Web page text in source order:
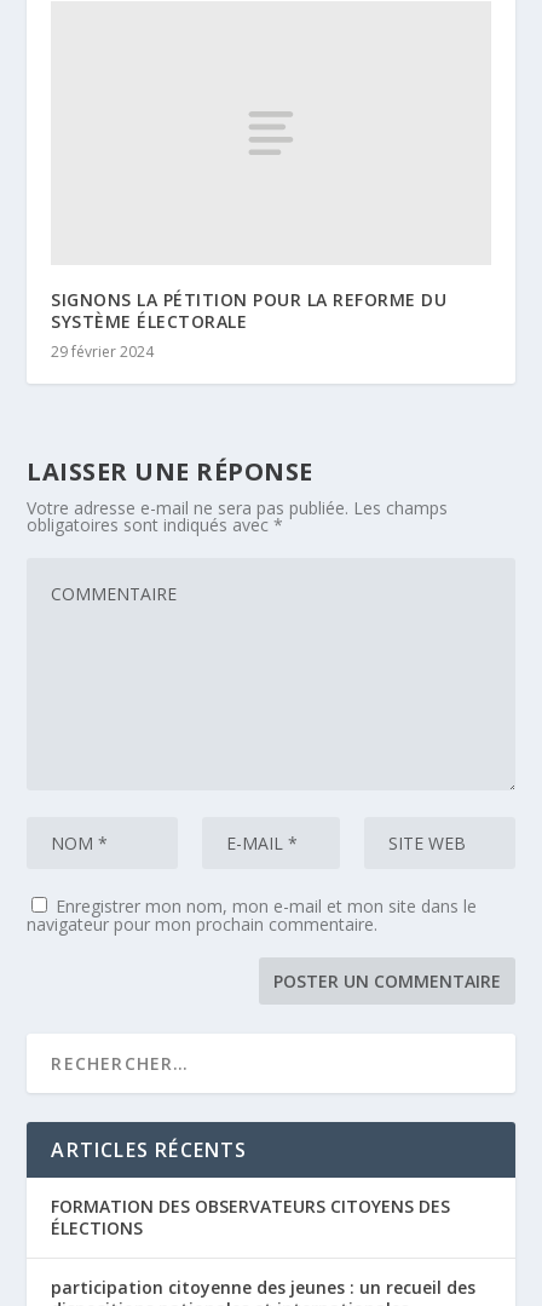
SIGNONS LA PÉTITION POUR LA REFORME DU
SYSTÈME ÉLECTORALE
29 février 2024
LAISSER UNE RÉPONSE
Votre adresse e-mail ne sera pas publiée. Les champs
obligatoires sont indiqués avec*
Enregistrer mon nom, mon e-mail et mon site dans le
navigateur pour mon prochain commentaire.
ARTICLES RÉCENTS
FORMATION DES OBSERVATEURS CITOYENS DES
ÉLECTIONS
participation citoyenne des jeunes : un recueil des